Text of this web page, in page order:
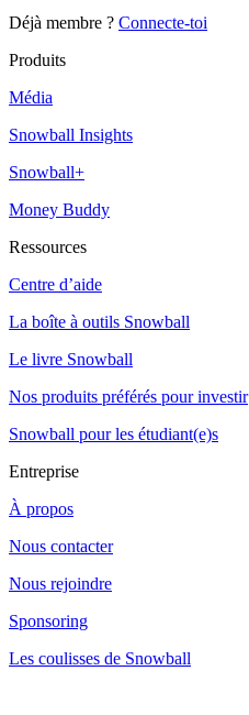
Déjà membre ? Connecte-toi
Produits
Média
Snowball Insights
Snowball+
Money Buddy
Ressources
Centre d’aide
La boîte à outils Snowball
Le livre Snowball
Nos produits préférés pour investir
Snowball pour les étudiant(e)s
Entreprise
À propos
Nous contacter
Nous rejoindre
Sponsoring
Les coulisses de Snowball